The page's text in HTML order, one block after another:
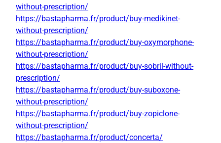
without-prescription/
https://bastapharma.fr/product/buy-medikinet-
without-prescription/
https://bastapharma.fr/product/buy-oxymorphone-
without-prescription/
https://bastapharma.fr/product/buy-sobril-without-
prescription/
https://bastapharma.fr/product/buy-suboxone-
without-prescription/
https://bastapharma.fr/product/buy-zopiclone-
without-prescription/
https://bastapharma.fr/product/concerta/